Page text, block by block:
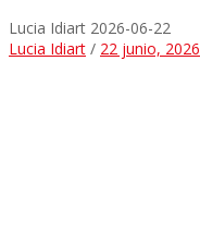
Lucia Idiart 2026-06-22
Lucia Idiart / 22 junio, 2026